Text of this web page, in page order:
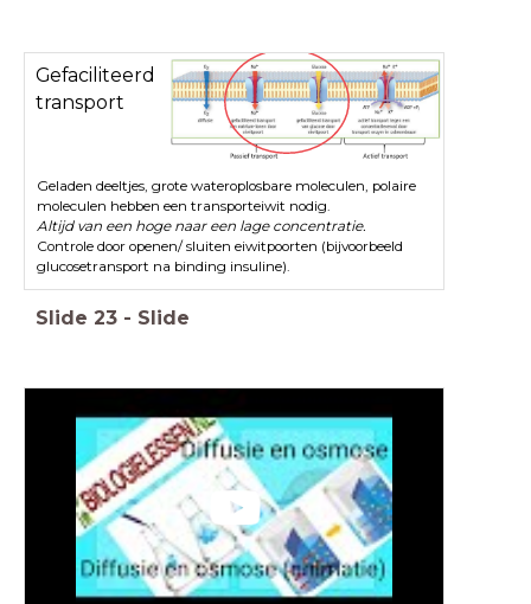
Geladen deeltjes, grote wateroplosbare moleculen, polaire
moleculen hebben een transporteiwit nodig.
Altijd van een hoge naar een lage concentratie.
Controle door openen/ sluiten eiwitpoorten (bijvoorbeeld
glucosetransport na binding insuline).
Gefaciliteerd
transport
Slide 23 - Slide